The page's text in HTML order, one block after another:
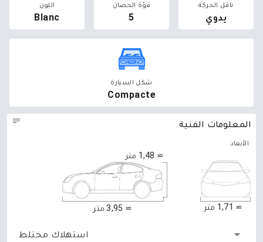
ناقل الحركة
يدوي
قوّة الحصان
5
اللون
Blanc
شكل السيارة
Compacte
المعلومات الفنية
الأبعاد
≃ 1,48 متر
≃ 3,95 متر ≃ 1,71 متر
استهلاك مختلط